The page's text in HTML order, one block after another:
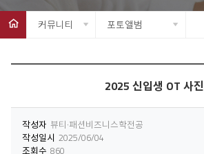
커뮤니티 포토앨범
2025 신입생 OT 사진
작성자 뷰티·패션비즈니스학전공
작성일시 2025/06/04
조회수 860